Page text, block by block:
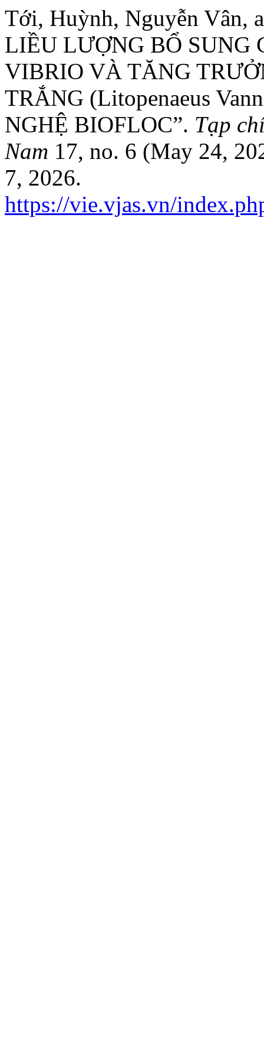
Tới, Huỳnh, Nguyễn Vân,
LIỀU LƯỢNG BỔ SUNG
VIBRIO VÀ TĂNG
TRẮNG (Litopenaeus
NGHỆ BIOFLOC”. Tạp
Nam 17, no. 6 (May 24,
7, 2026.
https://vie.vjas.vn/